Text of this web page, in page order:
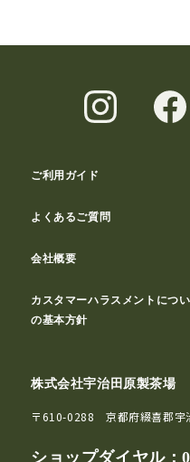
ご利用ガイド
よくあるご質問
会社概要
カスタマーハラスメントにつ
の基本方針
株式会社宇治田原製茶場
〒610-0288 京都府綴喜郡宇
ショップダイヤル：